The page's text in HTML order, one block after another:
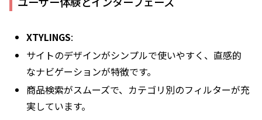
XTYLINGS:
サイトのデザインがシンプルで使いやすく、直感的
なナビゲーションが特徴です。
商品検索がスムーズで、カテゴリ別のフィルターが充
実しています。